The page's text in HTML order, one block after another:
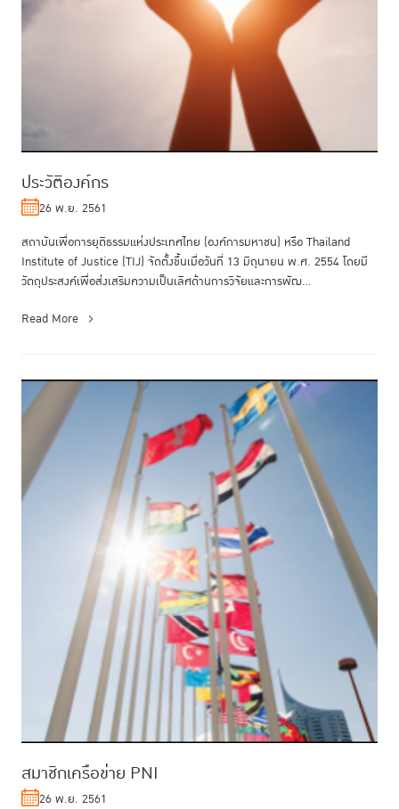
ประวัติองค์กร
26 พ.ย. 2561
สถาบันเพื่อการยุติธรรมแห่งประเทศไทย (องค์การมหาชน) หรือ Thailand
Institute of Justice (TIJ) จัดตั้งขึ้นเมื่อวันที่ 13 มิถุนายน พ.ศ. 2554 โดยมี
วัตถุประสงค์เพื่อส่งเสริมความเป็นเลิศด้านการวิจัยและการพัฒ...
Read More
สมาชิกเครือข่าย PNI
26 พ.ย. 2561